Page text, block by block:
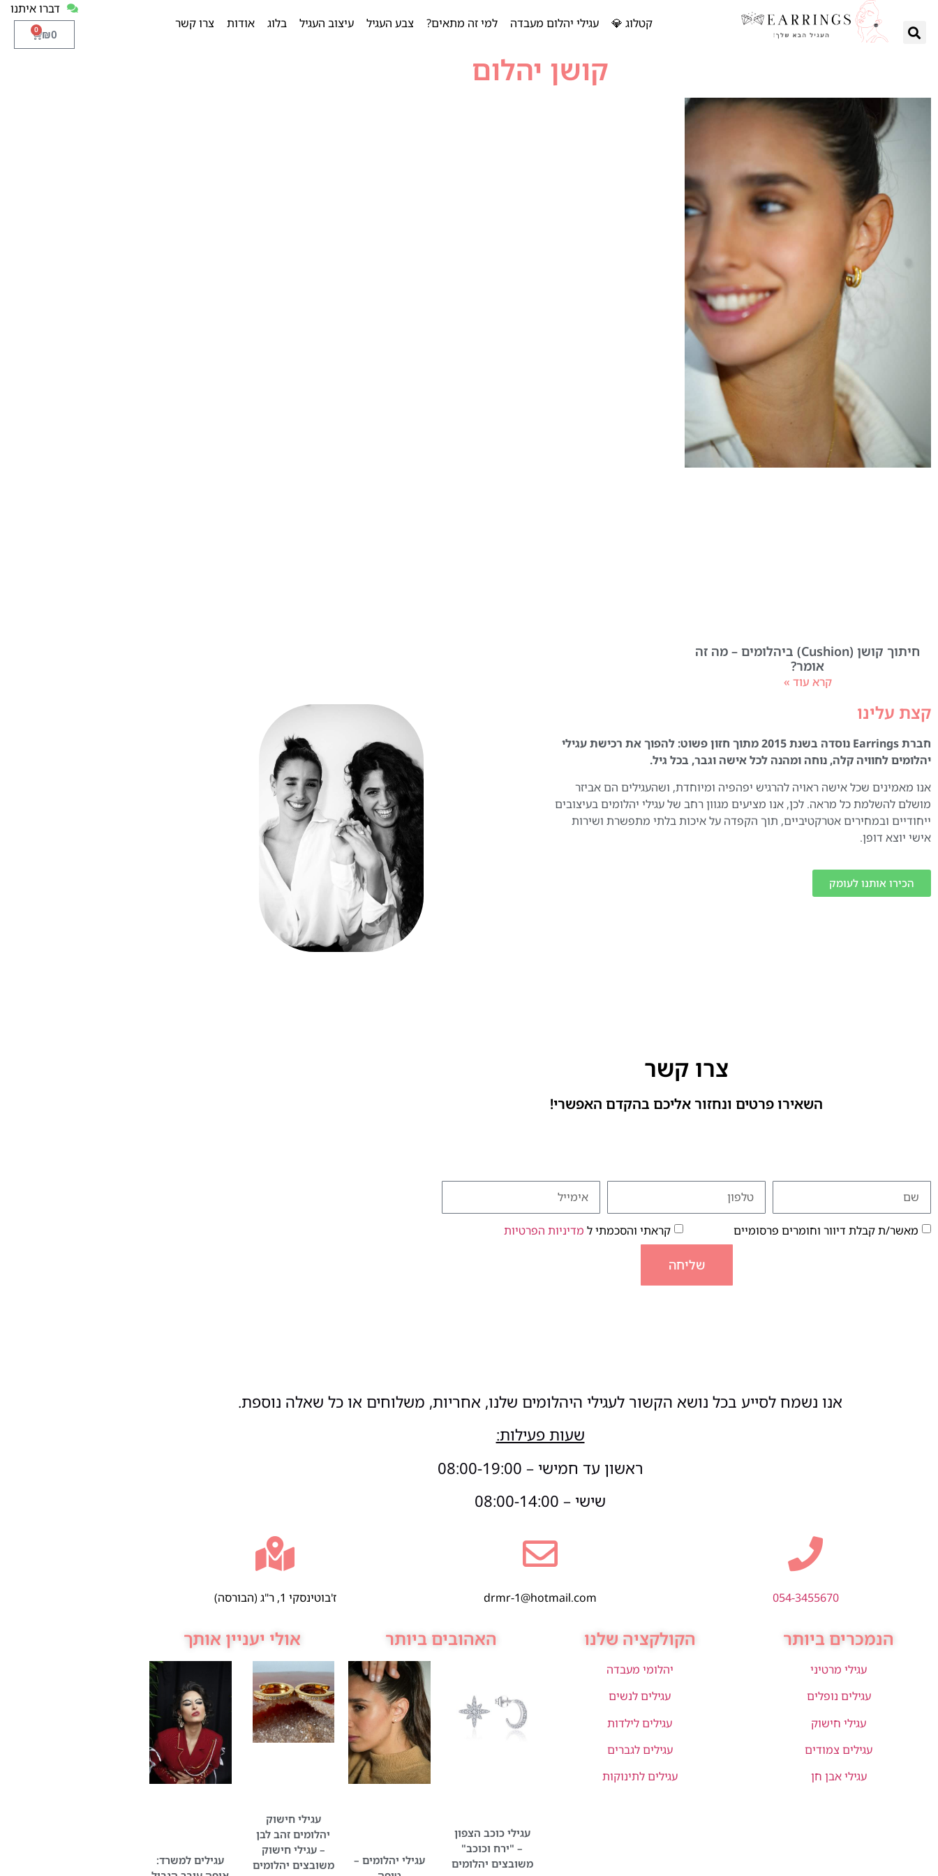
קטלוג 💎 עגילי יהלום מעבדה למי זה מתאים? צבע העגיל עיצוב העגיל בלוג אודות צרו קשר
דברו איתנו
₪0
0
קושן יהלום
חיתוך קושן (Cushion) ביהלומים – מה זה
אומר?
קרא עוד »
קצת עלינו
חברת Earrings נוסדה בשנת 2015 מתוך חזון פשוט: להפוך את רכישת עגילי
יהלומים לחוויה קלה, נוחה ומהנה לכל אישה וגבר, בכל גיל.
אנו מאמינים שכל אישה ראויה להרגיש יפהפיה ומיוחדת, ושהעגילים הם אביזר
מושלם להשלמת כל מראה. לכן, אנו מציעים מגוון רחב של עגילי יהלומים בעיצובים
ייחודיים ובמחירים אטרקטיביים, תוך הקפדה על איכות בלתי מתפשרת ושירות
אישי יוצא דופן.
הכירו אותנו לעומק
צרו קשר
השאירו פרטים ונחזור אליכם בהקדם האפשרי!
מאשר/ת קבלת דיוור וחומרים פרסומיים קראתי והסכמתי ל מדיניות הפרטיות
שליחה
אנו נשמח לסייע בכל נושא הקשור לעגילי היהלומים שלנו, אחריות, משלוחים או כל שאלה נוספת.
שעות פעילות:
ראשון עד חמישי – 08:00-19:00
שישי – 08:00-14:00
054-3455670
drmr-1@hotmail.com ז'בוטינסקי 1, ר"ג (הבורסה)
הנמכרים ביותר
עגילי מרטיני
עגילים נופלים
עגילי חישוק
עגילים צמודים
עגילי אבן חן
הקולקציה שלנו
יהלומי מעבדה
עגילים לנשים
עגילים לילדות
עגילים לגברים
עגילים לתינוקות
האהובים ביותר
עגילי כוכב הצפון
– "ירח וכוכב"
משובצים יהלומים
עגילי יהלומים –
אולי יעניין אותך
עגילי חישוק
יהלומים זהב לבן
– עגילי חישוק
משובצים יהלומים
עגילים למשרד: